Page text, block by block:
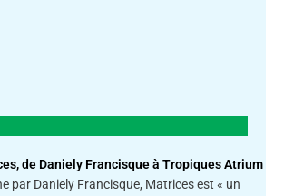
de Daniely Francisque à Tropiques Atrium
par Daniely Francisque, Matrices est « un